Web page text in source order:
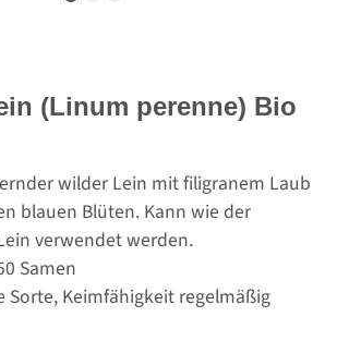
(Linum perenne) Bio
wilder Lein mit filigranem Laub
blauen Blüten. Kann wie der
verwendet werden.
Samen
Sorte, Keimfähigkeit regelmäßig